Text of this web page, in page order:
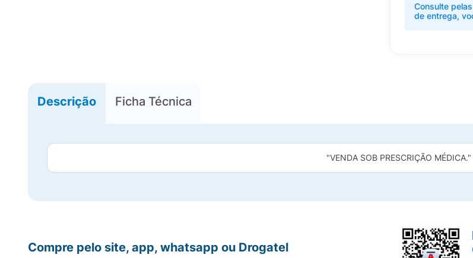
Consulte
de entrega,
Descrição Ficha Técnica
"VENDA SOB PRESCRIÇÃO MÉDICA."
Compre pelo site, app, whatsapp ou Drogatel